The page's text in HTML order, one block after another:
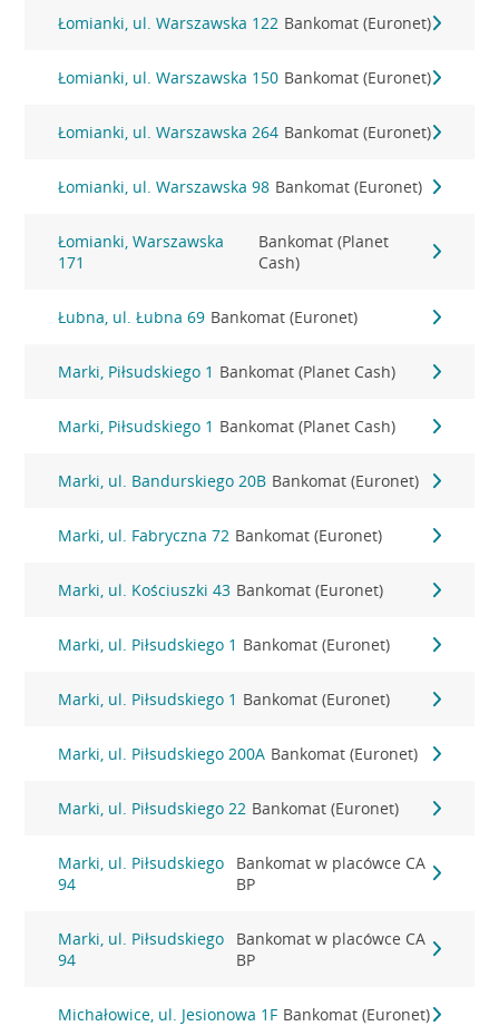
Łomianki, ul. Warszawska 122 Bankomat (Euronet)
Łomianki, ul. Warszawska 150 Bankomat (Euronet)
Łomianki, ul. Warszawska 264 Bankomat (Euronet)
Łomianki, ul. Warszawska 98 Bankomat (Euronet)
Łomianki, Warszawska
171
Bankomat (Planet
Cash)
Łubna, ul. Łubna 69 Bankomat (Euronet)
Marki, Piłsudskiego 1 Bankomat (Planet Cash)
Marki, Piłsudskiego 1 Bankomat (Planet Cash)
Marki, ul. Bandurskiego 20B Bankomat (Euronet)
Marki, ul. Fabryczna 72 Bankomat (Euronet)
Marki, ul. Kościuszki 43 Bankomat (Euronet)
Marki, ul. Piłsudskiego 1 Bankomat (Euronet)
Marki, ul. Piłsudskiego 1 Bankomat (Euronet)
Marki, ul. Piłsudskiego 200A Bankomat (Euronet)
Marki, ul. Piłsudskiego 22 Bankomat (Euronet)
Marki, ul. Piłsudskiego
94
Bankomat w placówce CA
BP
Marki, ul. Piłsudskiego
94
Bankomat w placówce CA
BP
Michałowice, ul. Jesionowa 1F Bankomat (Euronet)